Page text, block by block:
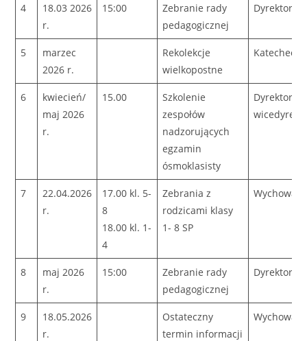
4
18.03 2026
r.
15:00
Zebranie rady
pedagogicznej
Dyrektor
5
marzec
2026 r.
Rekolekcje
wielkopostne
Katecheci
6
kwiecień/
maj 2026
r.
15.00
Szkolenie
zespołów
nadzorujących
egzamin
ósmoklasisty
Dyrektor
7
22.04.2026
r.
17.00 kl. 5-
8
18.00 kl. 1-
4
Zebrania z
rodzicami klasy
1- 8 SP
8
maj 2026
r.
15:00
Zebranie rady
pedagogicznej
Dyrektor
9
18.05.2026
r.
Ostateczny
termin informacji